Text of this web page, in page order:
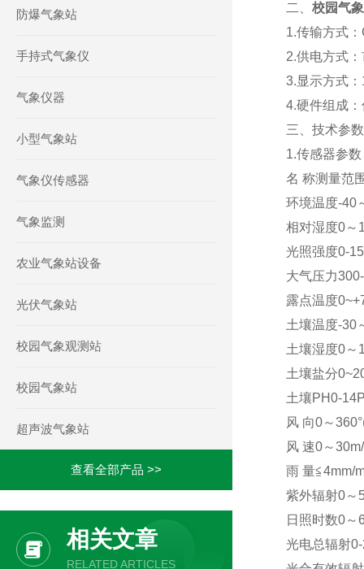
防爆气象站
手持式气象仪
气象仪器
小型气象站
气象仪传感器
气象监测
农业气象站设备
光伏气象站
校园气象观测站
校园气象站
超声波气象站
查看全部产品 >>
相关文章
RELATED ARTICLES
二、 校园气
1.传输方式
2.供电方式：
3.显示方式
4.硬件组成
三、技术参数
1.传感器参数
名 称测量范
环境温度-
相对湿度0～
光照强度0-
大气压力
露点温度
土壤温度-
土壤湿度0～
土壤盐分
土壤PH0-
风 向0～
风 速0～
雨 量≦4mm/
紫外辐射0～
日照时数0～
光电总辐射